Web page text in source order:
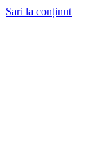
Sari la conținut